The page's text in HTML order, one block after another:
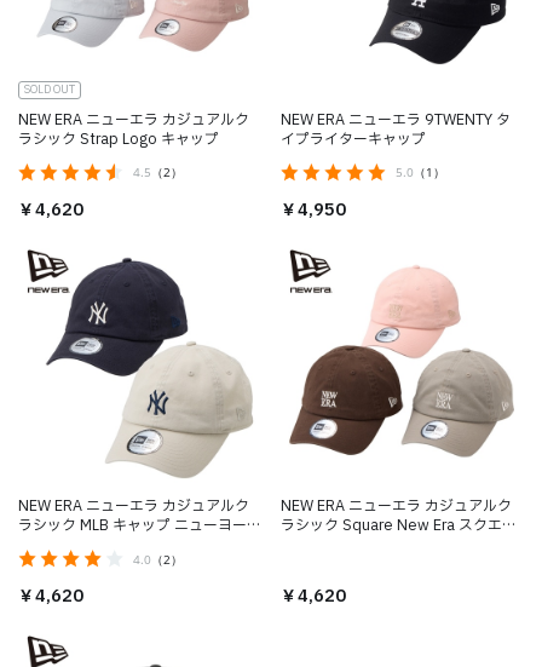
SOLD OUT
NEW ERA ニューエラ カジュアルク
ラシック Strap Logo キャップ
4.5 （2）
￥4,620
NEW ERA ニューエラ 9TWENTY タ
イプライターキャップ
5.0 （1）
￥4,950
NEW ERA ニューエラ カジュアルク
ラシック MLB キャップ ニューヨー
ク・ヤンキース
4.0 （2）
￥4,620
NEW ERA ニューエラ カジュアルク
ラシック Square New Era スクエア
￥4,620